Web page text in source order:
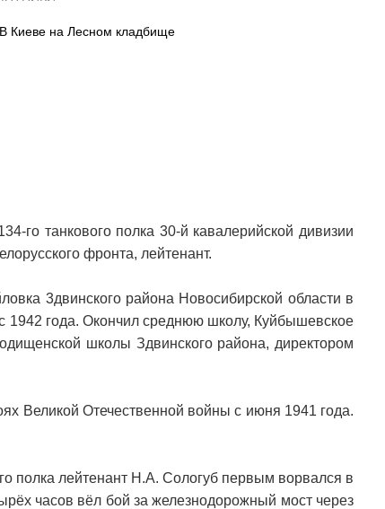
В Киеве на Лесном кладбище
го танкового полка 30-й кавалерийской дивизии
фронта, лейтенант.
3двинского района Новосибирской области в
года. Окончил среднюю школу, Куйбышевское
школы Здвинского района, директором
Великой Отечественной войны с июня 1941 года.
полка лейтенант Н.А. Сологуб первым ворвался в
часов вёл бой за железнодорожный мост через